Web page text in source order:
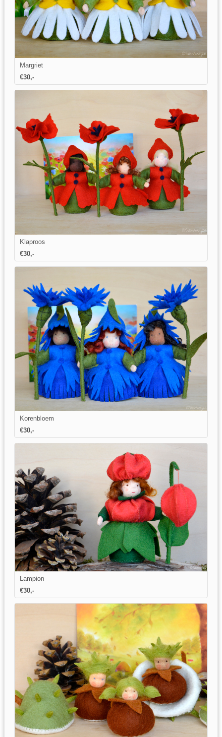
Margriet
€30,-
Klaproos
€30,-
Korenbloem
€30,-
Lampion
€30,-